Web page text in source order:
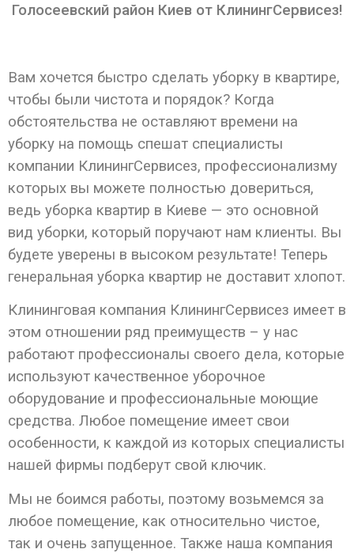
Голосеевский район Киев от КлинингСервисез!
Вам хочется быстро сделать уборку в квартире,
чтобы были чистота и порядок? Когда
обстоятельства не оставляют времени на
уборку на помощь спешат специалисты
компании КлинингСервисез, профессионализму
которых вы можете полностью довериться,
ведь уборка квартир в Киеве — это основной
вид уборки, который поручают нам клиенты. Вы
будете уверены в высоком результате! Теперь
генеральная уборка квартир не доставит хлопот.
Клининговая компания КлинингСервисез имеет в
этом отношении ряд преимуществ – у нас
работают профессионалы своего дела, которые
используют качественное уборочное
оборудование и профессиональные моющие
средства. Любое помещение имеет свои
особенности, к каждой из которых специалисты
нашей фирмы подберут свой ключик.
Мы не боимся работы, поэтому возьмемся за
любое помещение, как относительно чистое,
так и очень запущенное. Также наша компания